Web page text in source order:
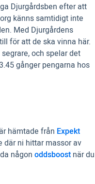
Djurgårdsben efter att
känns samtidigt inte
Med Djurgårdens
för att de ska vinna här.
och spelar det
gånger pengarna hos
hämtade från Expekt
där ni hittar massor av
någon oddsboost när du